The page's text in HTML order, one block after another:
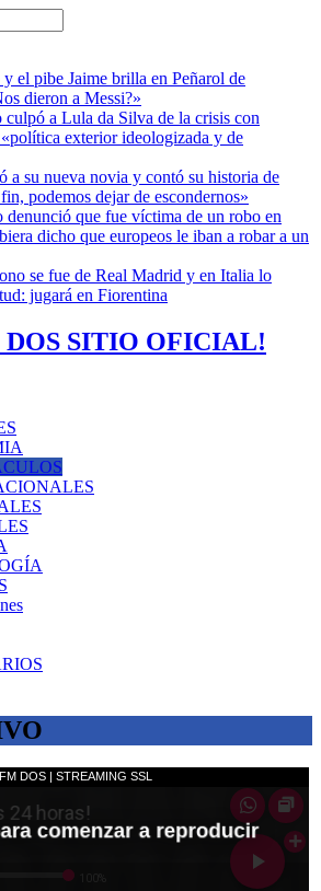
el pibe Jaime brilla en Peñarol de
dieron a Messi?»
a Lula da Silva de la crisis con
exterior ideologizada y de
a su nueva novia y contó su historia de
podemos dejar de escondernos»
denunció que fue víctima de un robo en
dicho que europeos le iban a robar a un
se fue de Real Madrid y en Italia lo
jugará en Fiorentina
SITIO OFICIAL!